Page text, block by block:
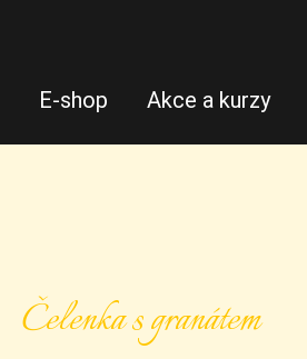
E-shop Akce a kurzy
Čelenka s granátem